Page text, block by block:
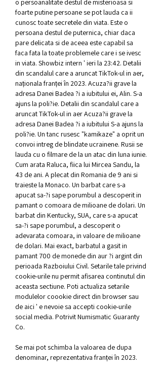
foarte putine persoane se pot lauda ca ii
cunosc toate secretele din viata. Este o
persoana destul de puternica, chiar daca
pare delicata si de aceea este capabil sa
faca fata la toate problemele care i se ivesc
in viata. Showbiz intern ' ieri la 23:42. Detalii
din scandalul care a aruncat TikTok-ul in aer,
naționala franței în 2023. Acuza?ii grave la
adresa Danei Badea ?i a iubitului ei, Alin. S-a
ajuns la poli?ie. Detalii din scandalul care a
aruncat TikTok-ul in aer Acuza?ii grave la
adresa Danei Badea ?i a iubitului S-a ajuns la
poli?ie. Un tanc rusesc "kamikaze" a oprit un
convoi intreg de blindate ucrainene. Rusii se
lauda cu o filmare de la un atac din luna iunie.
Cum arata Raluca, fiica lui Mircea Sandu, la
43 de ani. A plecat din Romania de 9 ani si
traieste la Monaco. Un barbat care s-a
apucat sa-?i sape porumbul a descoperit in
pamant o comoara de milioane de dolari. Un
barbat din Kentucky, SUA, care s-a apucat
sa-?i sape porumbul, a descoperit o
adevarata comoara, in valoare de milioane
de dolari. Mai exact, barbatul a gasit in
pamant 700 de monede din aur ?i argint din
perioada Razboiului Civil. Setarile tale privind
cookie-urile nu permit afisarea continutul din
aceasta sectiune. Poti actualiza setarile
modulelor coookie direct din browser sau
de aici ' e nevoie sa accepti cookie-urile
social media. Potrivit Numismatic Guaranty
Co.
Se mai pot schimba la valoarea de dupa
denominar, reprezentativa franței în 2023.